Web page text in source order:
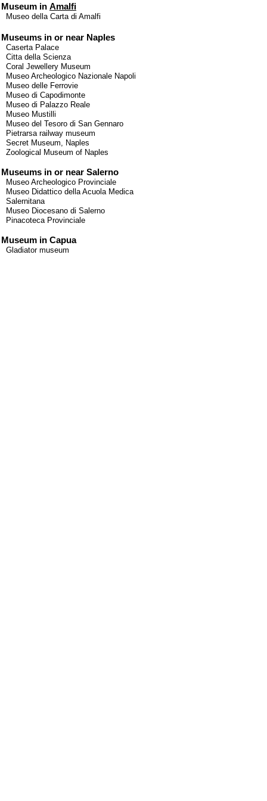
Museum in Amalfi
Museo della Carta di Amalfi
Museums in or near Naples
Caserta Palace
Citta della Scienza
Coral Jewellery Museum
Museo Archeologico Nazionale Napoli
Museo delle Ferrovie
Museo di Capodimonte
Museo di Palazzo Reale
Museo Mustilli
Museo del Tesoro di San Gennaro
Pietrarsa railway museum
Secret Museum, Naples
Zoological Museum of Naples
Museums in or near Salerno
Museo Archeologico Provinciale
Museo Didattico della Acuola Medica
Salernitana
Museo Diocesano di Salerno
Pinacoteca Provinciale
Museum in Capua
Gladiator museum